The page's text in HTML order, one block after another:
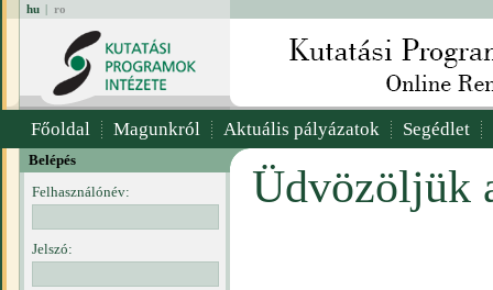
hu | ro
Főoldal Magunkról Aktuális pályázatok Segédlet
Belépés
Felhasználónév:
Jelszó:
Üdvözöljük